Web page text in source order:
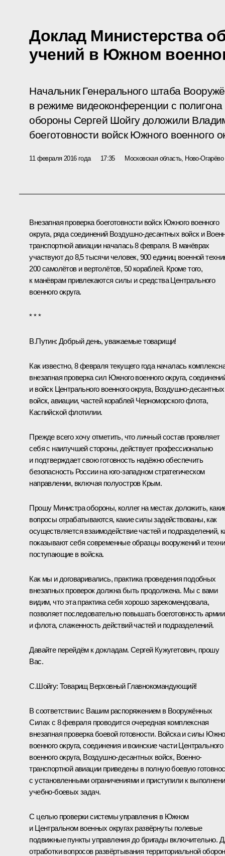
Доклад Министерства
учений в Южном
Начальник Генерального штаба
в режиме видеоконференции с
обороны Сергей Шойгу доложили
боеготовности войск Южного военного
11 февраля 2016 года 17:35 Московская область, Ново-Огарёво
Внезапная проверка боеготовности войск Южного военного
округа, ряда соединений Воздушно-десантных войск и
транспортной авиации началась 8 февраля. В манёврах
участвуют до 8,5 тысячи человек, 900 единиц военной
200 самолётов и вертолётов, 50 кораблей. Кроме того,
к манёврам привлекаются силы и средства Центрального
военного округа.
* * *
В.Путин: Добрый день, уважаемые товарищи!
Как известно, 8 февраля текущего года началась
внезапная проверка сил Южного военного округа,
и войск Центрального военного округа, Воздушно-десантных
войск, авиации, частей кораблей Черноморского флота,
Каспийской флотилии.
Прежде всего хочу отметить, что личный состав проявляет
себя с наилучшей стороны, действует профессионально
и подтверждает свою готовность надёжно обеспечить
безопасность России на юго-западном стратегическом
направлении, включая полуостров Крым.
Прошу Министра обороны, коллег на местах доложить,
вопросы отрабатываются, какие силы задействованы, как
осуществляется взаимодействие частей и подразделений,
показывают себя современные образцы вооружений и
поступающие в войска.
Как мы и договаривались, практика проведения подобных
внезапных проверок должна быть продолжена. Мы с вами
видим, что эта практика себя хорошо зарекомендовала,
позволяет последовательно повышать боеготовность армии
и флота, слаженность действий частей и подразделений.
Давайте перейдём к докладам. Сергей Кужугетович, прошу
Вас.
С.Шойгу: Товарищ Верховный Главнокомандующий!
В соответствии с Вашим распоряжением в Вооружённых
Силах с 8 февраля проводится очередная комплексная
внезапная проверка боевой готовности. Войска и силы
военного округа, соединения и воинские части Центрального
военного округа, Воздушно-десантных войск, Военно-
транспортной авиации приведены в полную боевую
с установленными ограничениями и приступили к
учебно-боевых задач.
С целью проверки системы управления в Южном
и Центральном военных округах развёрнуты полевые
подвижные пункты управления до бригады включительно.
отработки вопросов развёртывания территориальной